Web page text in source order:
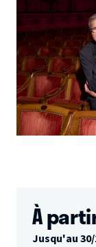
À
Jusqu'au 30/